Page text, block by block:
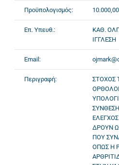
Προϋπολογισμός:
Επ. Υπευθ.:
ΚΑΘ.
ΙΓΓΛΕΣΗ
Email:
Περιγραφή:
ΣΤΟΧΟΣ
ΔΡΟΥΝ
ΠΟΥ
ΟΠΩΣ Η